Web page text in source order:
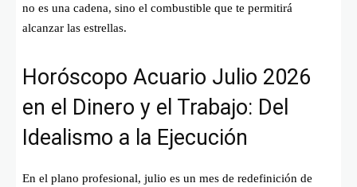
no es una cadena, sino el combustible que te permitirá
alcanzar las estrellas.
Horóscopo Acuario Julio 2026
en el Dinero y el Trabajo: Del
Idealismo a la Ejecución
En el plano profesional, julio es un mes de redefinición de